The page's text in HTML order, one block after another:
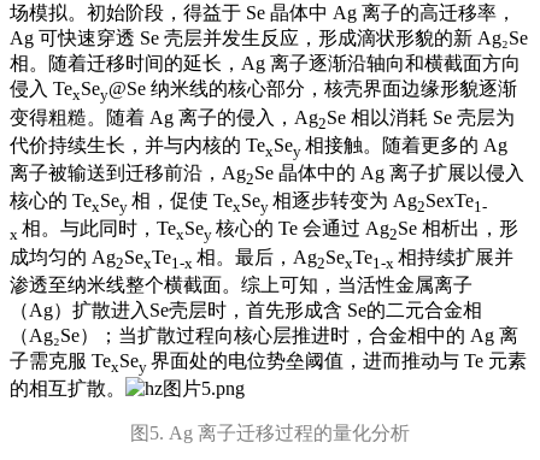
场模拟。初始阶段，得益于 Se 晶体中 Ag 离子的高迁移率，
Ag 可快速穿透 Se 壳层并发生反应，形成滴状形貌的新 Ag₂Se
相。随着迁移时间的延长，Ag 离子逐渐沿轴向和横截面方向
侵入 TexSey@Se 纳米线的核心部分，核壳界面边缘形貌逐渐
变得粗糙。随着 Ag 离子的侵入，Ag2Se 相以消耗 Se 壳层为
代价持续生长，并与内核的 TexSey 相接触。随着更多的 Ag
离子被输送到迁移前沿，Ag2Se 晶体中的 Ag 离子扩展以侵入
核心的 TexSey 相，促使 TexSey 相逐步转变为 Ag2SexTe1-
x 相。与此同时，TexSey 核心的 Te 会通过 Ag2Se 相析出，形
成均匀的 Ag2SexTe1-x 相。最后，Ag2SexTe1-x 相持续扩展并
渗透至纳米线整个横截面。综上可知，当活性金属离子
（Ag）扩散进入Se壳层时，首先形成含 Se的二元合金相
（Ag₂Se）；当扩散过程向核心层推进时，合金相中的 Ag 离
子需克服 TexSey 界面处的电位势垒阈值，进而推动与 Te 元素
的相互扩散。
图5. Ag 离子迁移过程的量化分析